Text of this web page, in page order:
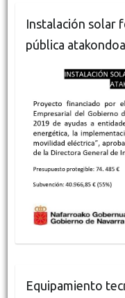
Instalación solar
pública
Equipamiento